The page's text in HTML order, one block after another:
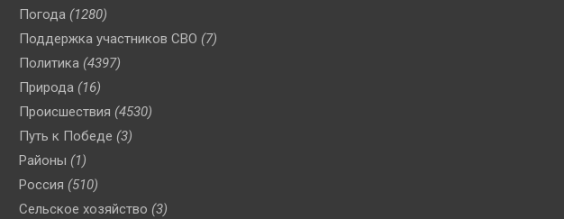
Погода (1280)
Поддержка участников СВО (7)
Политика (4397)
Природа (16)
Происшествия (4530)
Путь к Победе (3)
Районы (1)
Россия (510)
Сельское хозяйство (3)